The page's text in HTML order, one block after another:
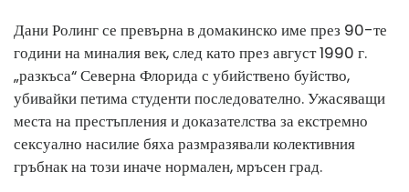
Дани Ролинг се превърна в домакинско име през 90-те
години на миналия век, след като през август 1990 г.
„разкъса“ Северна Флорида с убийствено буйство,
убивайки петима студенти последователно. Ужасяващи
места на престъпления и доказателства за екстремно
сексуално насилие бяха размразявали колективния
гръбнак на този иначе нормален, мръсен град.